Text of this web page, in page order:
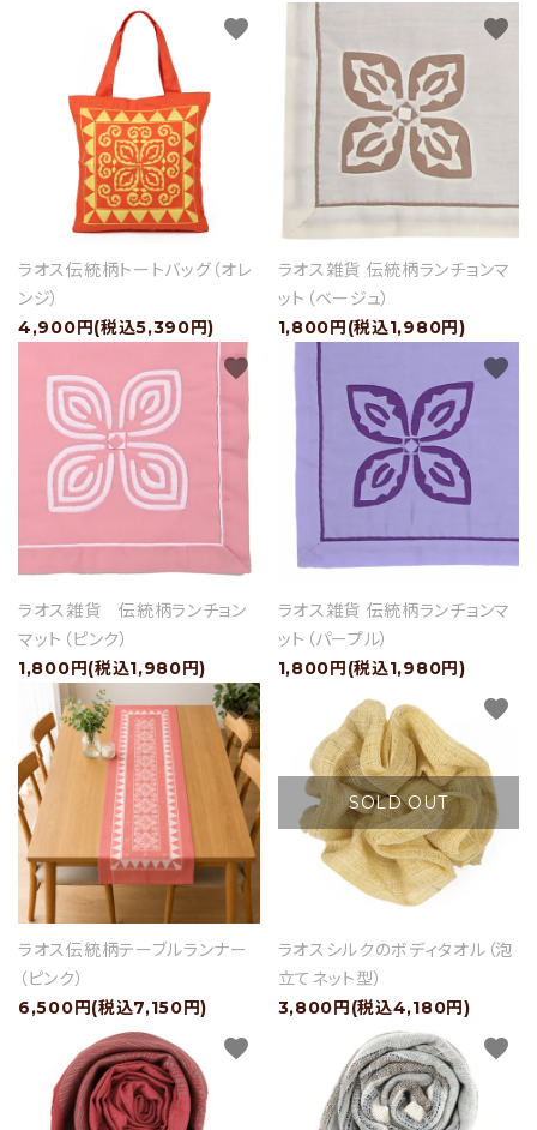
ラオス伝統柄トートバッグ（オレ
ンジ）
4,900円(税込5,390円)
favorite
ラオス雑貨 伝統柄ランチョンマ
ット（ベージュ）
1,800円(税込1,980円)
favorite
ラオス雑貨 伝統柄ランチョン
マット（ピンク）
1,800円(税込1,980円)
favorite
ラオス雑貨 伝統柄ランチョンマ
ット（パープル）
1,800円(税込1,980円)
favorite
ラオス伝統柄テーブルランナー
（ピンク）
6,500円(税込7,150円)
favorite
SOLD OUT
ラオスシルクのボディタオル（泡
立てネット型）
3,800円(税込4,180円)
favorite
favorite favorite